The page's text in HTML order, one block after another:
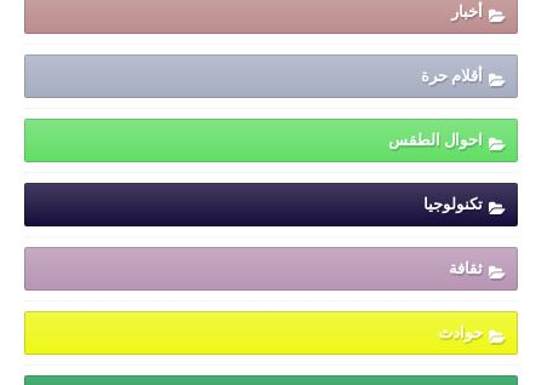
أخبار
أقلام حرة
احوال الطقس
تكنولوجيا
ثقافة
حوادث